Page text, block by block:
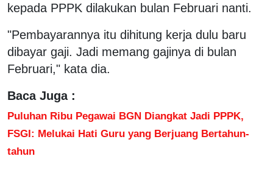
kepada PPPK dilakukan bulan Februari nanti.
"Pembayarannya itu dihitung kerja dulu baru
dibayar gaji. Jadi memang gajinya di bulan
Februari," kata dia.
Baca Juga :
Puluhan Ribu Pegawai BGN Diangkat Jadi PPPK,
FSGI: Melukai Hati Guru yang Berjuang Bertahun-
tahun